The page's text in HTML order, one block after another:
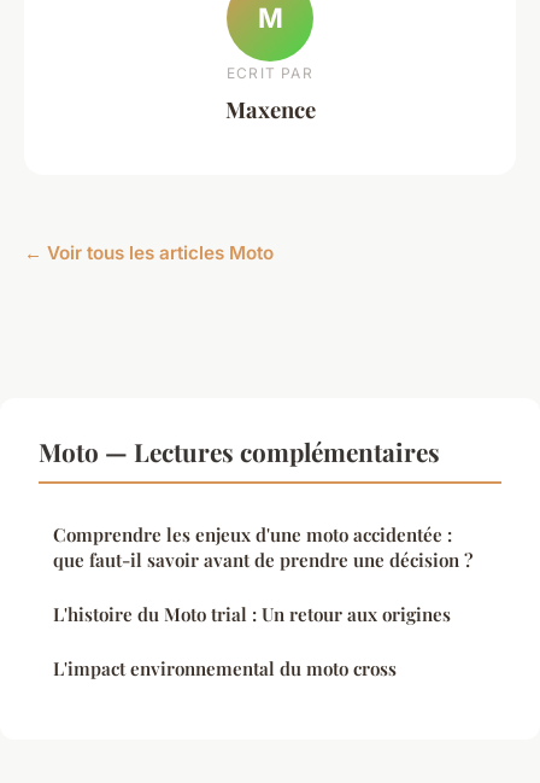
M
ECRIT PAR
Maxence
← Voir tous les articles Moto
Moto — Lectures complémentaires
Comprendre les enjeux d'une moto accidentée :
que faut-il savoir avant de prendre une décision ?
L'histoire du Moto trial : Un retour aux origines
L'impact environnemental du moto cross